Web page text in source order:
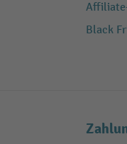
Black